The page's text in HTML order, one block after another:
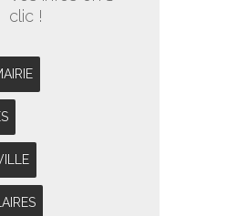
clic !